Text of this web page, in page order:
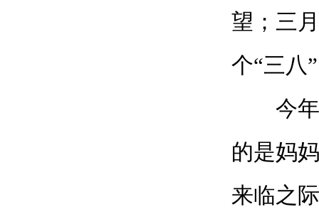
望；三
个“三八
今年
的是妈
来临之